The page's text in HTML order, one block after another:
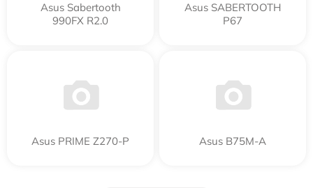
Asus Sabertooth
990FX R2.0
Asus SABERTOOTH
P67
Asus PRIME Z270-P Asus B75M-A